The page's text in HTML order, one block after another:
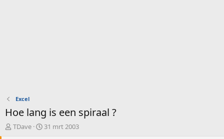
Excel
Hoe lang is een spiraal ?
O
TDave
S
31 mrt 2003